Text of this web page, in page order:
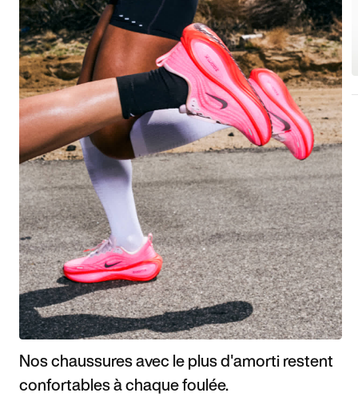
Nos chaussures avec le plus d'amorti restent
confortables à chaque foulée.